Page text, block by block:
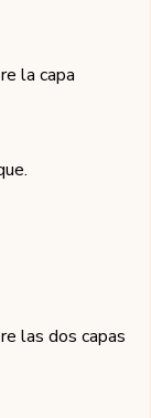
la capa
las dos capas